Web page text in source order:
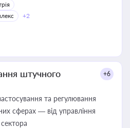
+2
штучного
+6
та регулювання
сферах — від управління